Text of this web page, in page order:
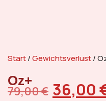
Start/Gewichtsverlust/
Oz+
79,00€ 36,00